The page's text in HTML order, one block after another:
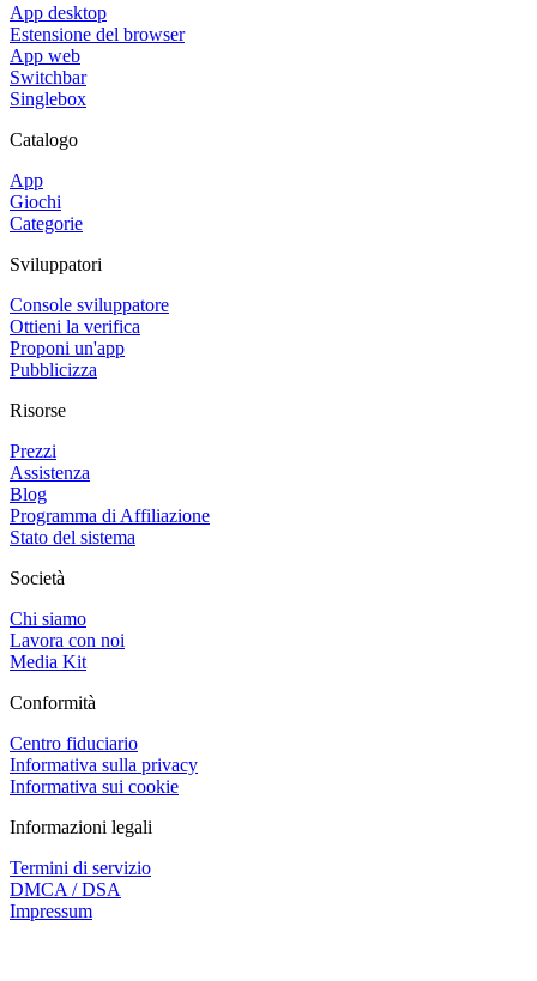
App desktop
Estensione del browser
App web
Switchbar
Singlebox
Catalogo
App
Giochi
Categorie
Sviluppatori
Console sviluppatore
Ottieni la verifica
Proponi un'app
Pubblicizza
Risorse
Prezzi
Assistenza
Blog
Programma di Affiliazione
Stato del sistema
Società
Chi siamo
Lavora con noi
Media Kit
Conformità
Centro fiduciario
Informativa sulla privacy
Informativa sui cookie
Informazioni legali
Termini di servizio
DMCA / DSA
Impressum